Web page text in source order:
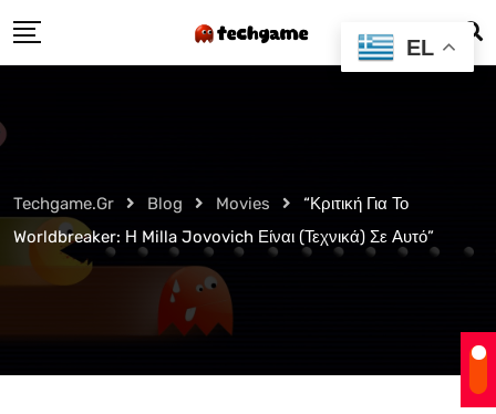
to
Techgame.gr Blog Movies
“Κριτική Για Το
Worldbreaker: Η Milla Jovovich Είναι (Τεχνικά) Σε Αυτό”
EL